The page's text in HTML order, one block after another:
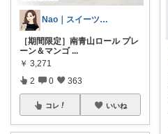
Nao｜スイーツROOM🍰
［期間限定］南青山ロール プレ
ーン＆マンゴ ...
￥ 3,271
2 0 363
コレ いいね